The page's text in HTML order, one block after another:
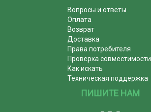
Вопросы и ответы
Оплата
Возврат
Доставка
Права потребителя
Проверка совместимости
Как искать
Техническая поддержка
ПИШИТЕ НАМ